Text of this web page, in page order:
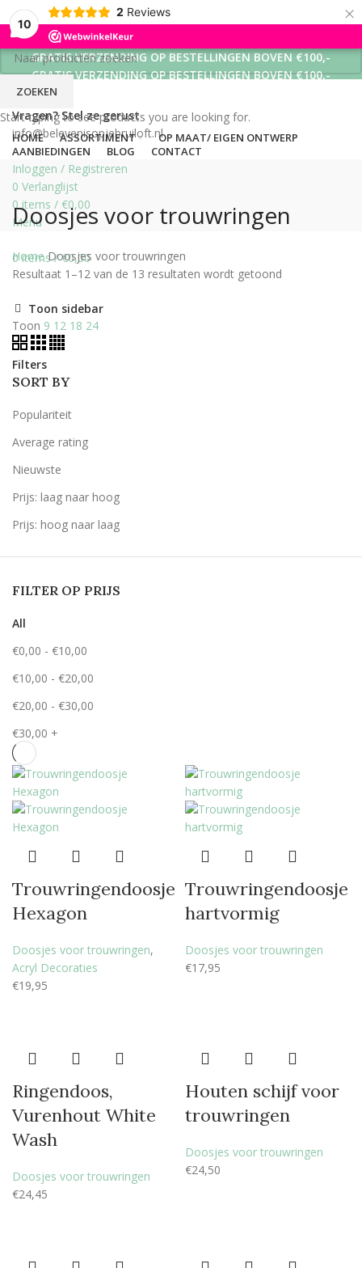
10
2 Reviews ×
GRATIS VERZENDING OP BESTELLINGEN BOVEN €100,-
GRATIS VERZENDING OP BESTELLINGEN BOVEN €100,-
GRATIS VERZENDING OP BESTELLINGEN BOVEN €100,-
Vragen? Stel ze gerust
info@belevenisopjebruiloft.nl
Inloggen / Registreren
0 Verlanglijst
0items / €0,00
Menu
0items / €0,00
HOME ASSORTIMENT
OP MAAT/ EIGEN ONTWERP
AANBIEDINGEN
BLOG CONTACT
Doosjes voor trouwringen
HomeDoosjes voor trouwringen
Resultaat 1–12 van de 13 resultaten wordt getoond
Toon sidebar
Toon 9 12 18 24
Filters
SORT BY
Populariteit
Average rating
Nieuwste
Prijs: laag naar hoog
Prijs: hoog naar laag
FILTER OP PRIJS
All
€0,00 - €10,00
€10,00 - €20,00
€20,00 - €30,00
€30,00 +
Trouwringendoosje
Hexagon
Doosjes voor trouwringen,
Acryl Decoraties
€19,95
Trouwringendoosje
hartvormig
Doosjes voor trouwringen
€17,95
Ringendoos,
Vurenhout White
Wash
Doosjes voor trouwringen
€24,45
Houten schijf voor
trouwringen
Doosjes voor trouwringen
€24,50
ZOEKEN
Start typing to see products you are looking for.